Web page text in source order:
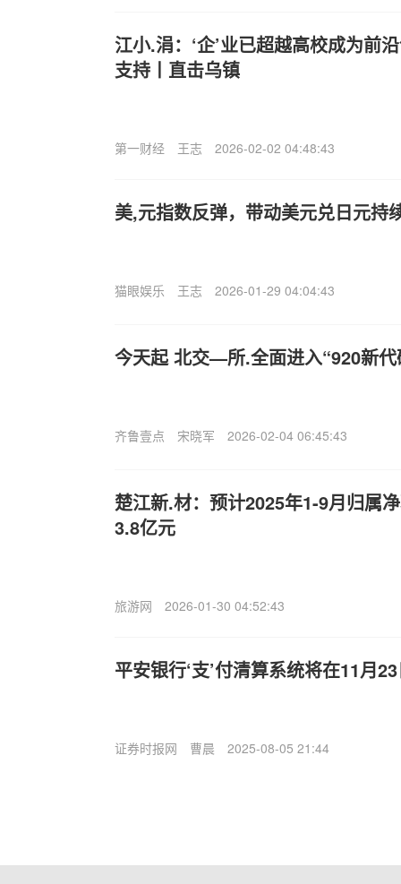
江小.涓：‘企’业已超越高校成为前
支持丨直击乌镇
第一财经 王志 2026-02-02 04:48:43
美,元指数反弹，带动美元兑日元持
猫眼娱乐 王志 2026-01-29 04:04:43
今天起 北交—所.全面进入“920新代
齐鲁壹点 宋晓军 2026-02-04 06:45:43
楚江新.材：预计2025年1-9月归属
3.8亿元
旅游网 2026-01-30 04:52:43
平安银行‘支’付清算系统将在11月
证券时报网 曹晨 2025-08-05 21:44